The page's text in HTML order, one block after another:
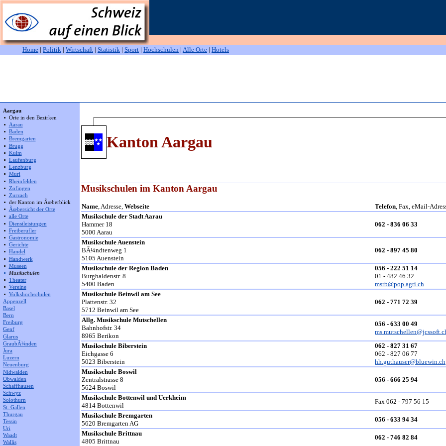
Home | Politik | Wirtschaft | Statistik | Sport | Hochschulen | Alle Orte | Hotels
Aargau
Orte in den Bezirken
Aarau
Baden
Bremgarten
Brugg
Kulm
Laufenburg
Lenzburg
Muri
Rheinfelden
Zofingen
Zurzach
der Kanton im Ãœberblick
Ãœbersicht der Orte
alle Orte
Dienstleistungen
Freiberufler
Gastronomie
Gerichte
Handel
Handwerk
Museen
Musikschulen
Theater
Vereine
Volkshochschulen
Appenzell
Basel
Bern
Freiburg
Genf
Glarus
GraubÃ¼nden
Jura
Luzern
Neuenburg
Nidwalden
Obwalden
Schaffhausen
Schwyz
Solothurn
St. Gallen
Thurgau
Tessin
Uri
Waadt
Wallis
Kanton Aargau
Musikschulen im Kanton Aargau
Name , Adresse, Webseite Telefon , Fax, eMail-
Musikschule der Stadt Aarau
Hammer 18
5000 Aarau
062 - 836 06 33
Musikschule Auenstein
BÃ¼ndtenweg 1
5105 Auenstein
062 - 897 45 80
Musikschule der Region Baden
Burghaldenstr. 8
5400 Baden
056 - 222 51 14
01 - 482 46 32
msrb@pop.agri.ch
Musikschule Beinwil am See
Plattenstr. 32
5712 Beinwil am See
062 - 771 72 39
Allg. Musikschule Mutschellen
Bahnhofstr. 34
8965 Berikon
056 - 633 00 49
Musikschule Biberstein
Eichgasse 6
5023 Biberstein
062 - 827 31 67
062 - 827 06 77
hh.guthauser@bluewin.ch
Musikschule Boswil
Zentralstrasse 8
5624 Boswil
056 - 666 25 94
Musikschule Bottenwil und Uerkheim
4814 Bottenwil
Fax 062 - 797 56 15
Musikschule Bremgarten
5620 Bremgarten AG
056 - 633 94 34
Musikschule Brittnau
4805 Brittnau
062 - 746 82 84